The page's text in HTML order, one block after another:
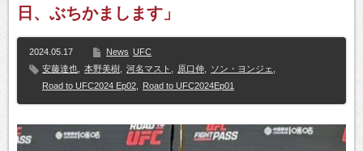
日、ぶちかまします」
2024.05.17 News UFC
安藤達也
本野美樹 河名マスト 原口伸 ソン・ヨンジェ
Road to UFC2024 Ep02
Road to UFC2024Ep01